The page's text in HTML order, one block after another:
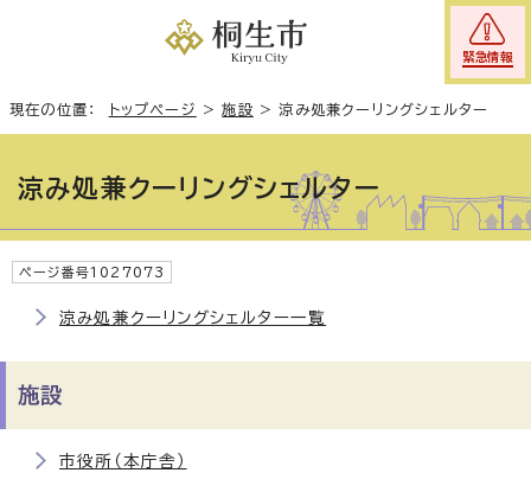
緊急情報
現在の位置： トップページ >施設 >涼み処兼クーリングシェルター
涼み処兼クーリングシェルター
ページ番号1027073
涼み処兼クーリングシェルター一覧
施設
市役所（本庁舎）